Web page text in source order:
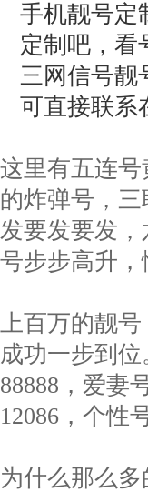
手机靓号定
定制吧，看
三网信号靓
可直接联系
这里有五连
的炸弹号，
发要发要发
号步步高升
上百万的靓
成功一步到位
88888，爱妻
12086，个性
为什么那么